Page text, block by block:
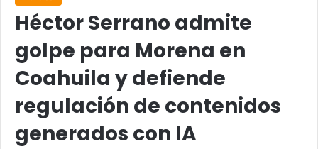
Héctor Serrano admite
golpe para Morena en
Coahuila y defiende
regulación de contenidos
generados con IA